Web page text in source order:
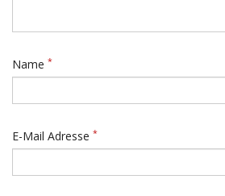
Name *
E-Mail Adresse *